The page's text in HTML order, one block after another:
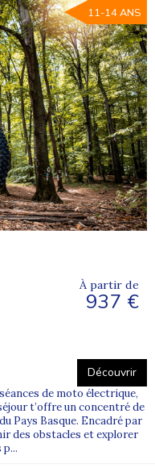
11-14 ANS
À partir de
937 €
Découvrir
de moto électrique,
t’offre un concentré de
Pays Basque. Encadré par
des obstacles et explorer